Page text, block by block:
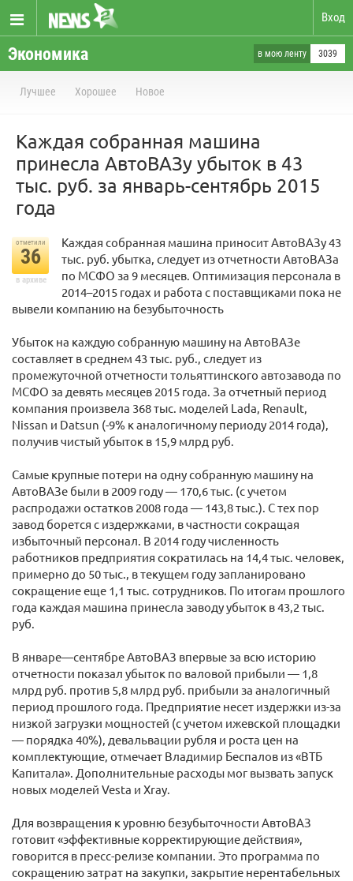
Вход
Экономика в мою ленту 3039
Лучшее Хорошее Новое
Каждая собранная машина
принесла АвтоВАЗу убыток в 43
тыс. руб. за январь-сентябрь 2015
года
отметили
36
в архиве
Каждая собранная машина приносит АвтоВАЗу 43
тыс. руб. убытка, следует из отчетности АвтоВАЗа
по МСФО за 9 месяцев. Оптимизация персонала в
2014–2015 годах и работа с поставщиками пока не
вывели компанию на безубыточность
Убыток на каждую собранную машину на АвтоВАЗе
составляет в среднем 43 тыс. руб., следует из
промежуточной отчетности тольяттинского автозавода по
МСФО за девять месяцев 2015 года. За отчетный период
компания произвела 368 тыс. моделей Lada, Renault,
Nissan и Datsun (-9% к аналогичному периоду 2014 года),
получив чистый убыток в 15,9 млрд руб.
Самые крупные потери на одну собранную машину на
АвтоВАЗе были в 2009 году — 170,6 тыс. (с учетом
распродажи остатков 2008 года — 143,8 тыс.). С тех пор
завод борется с издержками, в частности сокращая
избыточный персонал. В 2014 году численность
работников предприятия сократилась на 14,4 тыс. человек,
примерно до 50 тыс., в текущем году запланировано
сокращение еще 1,1 тыс. сотрудников. По итогам прошлого
года каждая машина принесла заводу убыток в 43,2 тыс.
руб.
В январе—сентябре АвтоВАЗ впервые за всю историю
отчетности показал убыток по валовой прибыли — 1,8
млрд руб. против 5,8 млрд руб. прибыли за аналогичный
период прошлого года. Предприятие несет издержки из-за
низкой загрузки мощностей (с учетом ижевской площадки
— порядка 40%), девальвации рубля и роста цен на
комплектующие, отмечает Владимир Беспалов из «ВТБ
Капитала». Дополнительные расходы мог вызвать запуск
новых моделей Vesta и Xray.
Для возвращения к уровню безубыточности АвтоВАЗ
готовит «эффективные корректирующие действия»,
говорится в пресс-релизе компании. Это программа по
сокращению затрат на закупки, закрытие нерентабельных